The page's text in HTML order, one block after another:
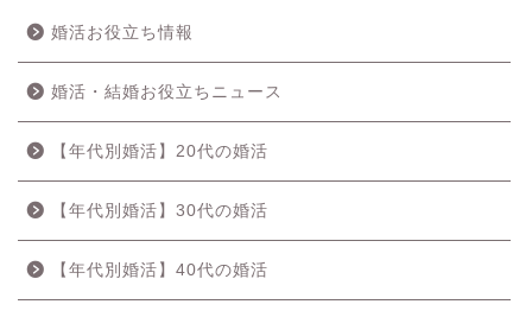
婚活お役立ち情報
婚活・結婚お役立ちニュース
【年代別婚活】20代の婚活
【年代別婚活】30代の婚活
【年代別婚活】40代の婚活